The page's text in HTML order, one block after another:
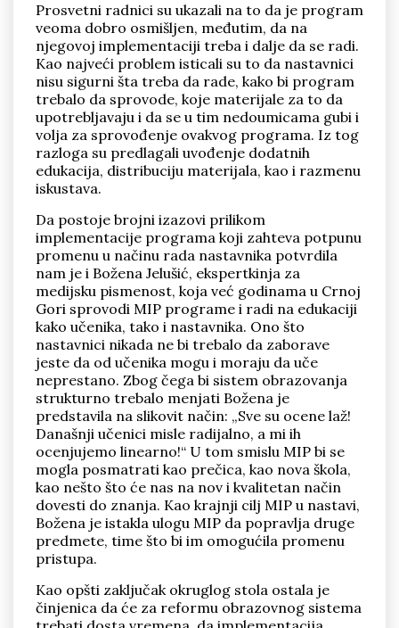
Prosvetni radnici su ukazali na to da je program
veoma dobro osmišljen, međutim, da na
njegovoj implementaciji treba i dalje da se radi.
Kao najveći problem isticali su to da nastavnici
nisu sigurni šta treba da rade, kako bi program
trebalo da sprovode, koje materijale za to da
upotrebljavaju i da se u tim nedoumicama gubi i
volja za sprovođenje ovakvog programa. Iz tog
razloga su predlagali uvođenje dodatnih
edukacija, distribuciju materijala, kao i razmenu
iskustava.
Da postoje brojni izazovi prilikom
implementacije programa koji zahteva potpunu
promenu u načinu rada nastavnika potvrdila
nam je i Božena Jelušić, ekspertkinja za
medijsku pismenost, koja već godinama u Crnoj
Gori sprovodi MIP programe i radi na edukaciji
kako učenika, tako i nastavnika. Ono što
nastavnici nikada ne bi trebalo da zaborave
jeste da od učenika mogu i moraju da uče
neprestano. Zbog čega bi sistem obrazovanja
strukturno trebalo menjati Božena je
predstavila na slikovit način: „Sve su ocene laž!
Današnji učenici misle radijalno, a mi ih
ocenjujemo linearno!“ U tom smislu MIP bi se
mogla posmatrati kao prečica, kao nova škola,
kao nešto što će nas na nov i kvalitetan način
dovesti do znanja. Kao krajnji cilj MIP u nastavi,
Božena je istakla ulogu MIP da popravlja druge
predmete, time što bi im omogućila promenu
pristupa.
Kao opšti zaključak okruglog stola ostala je
činjenica da će za reformu obrazovnog sistema